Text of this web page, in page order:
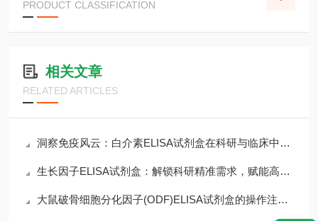
PRODUCT CLASSIFICATION
相关文章
RELATED ARTICLES
洞察免疫风云：白介素ELISA试剂盒在科研与临床中的核心价值
生长因子ELISA试剂盒：解锁科研精准需求，赋能高效检测核心优势
大鼠破骨细胞分化因子(ODF)ELISA试剂盒的操作注意事项